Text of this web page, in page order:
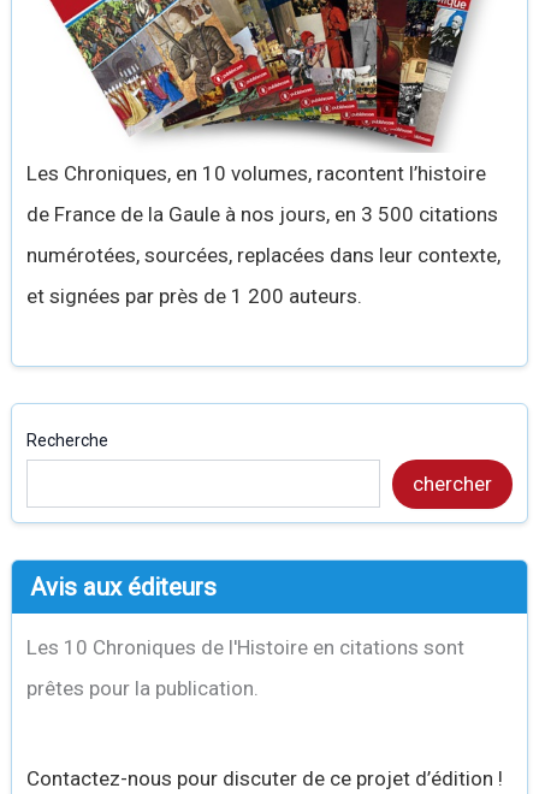
Les Chroniques, en 10 volumes, racontent l’histoire
de France de la Gaule à nos jours, en 3 500 citations
numérotées, sourcées, replacées dans leur contexte,
et signées par près de 1 200 auteurs.
Recherche
chercher
Avis aux éditeurs
Les 10 Chroniques de l'Histoire en citations sont
prêtes pour la publication.
Contactez-nous pour discuter de ce projet d’édition !